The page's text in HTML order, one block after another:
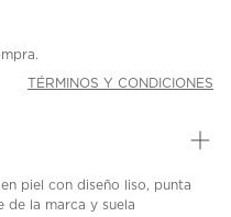
TÉRMINOS Y CONDICIONES
en piel con diseño liso, punta
de la marca y suela